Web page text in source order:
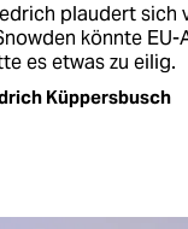
plaudert sich
könnte EU-
es etwas zu eilig.
Küppersbusch